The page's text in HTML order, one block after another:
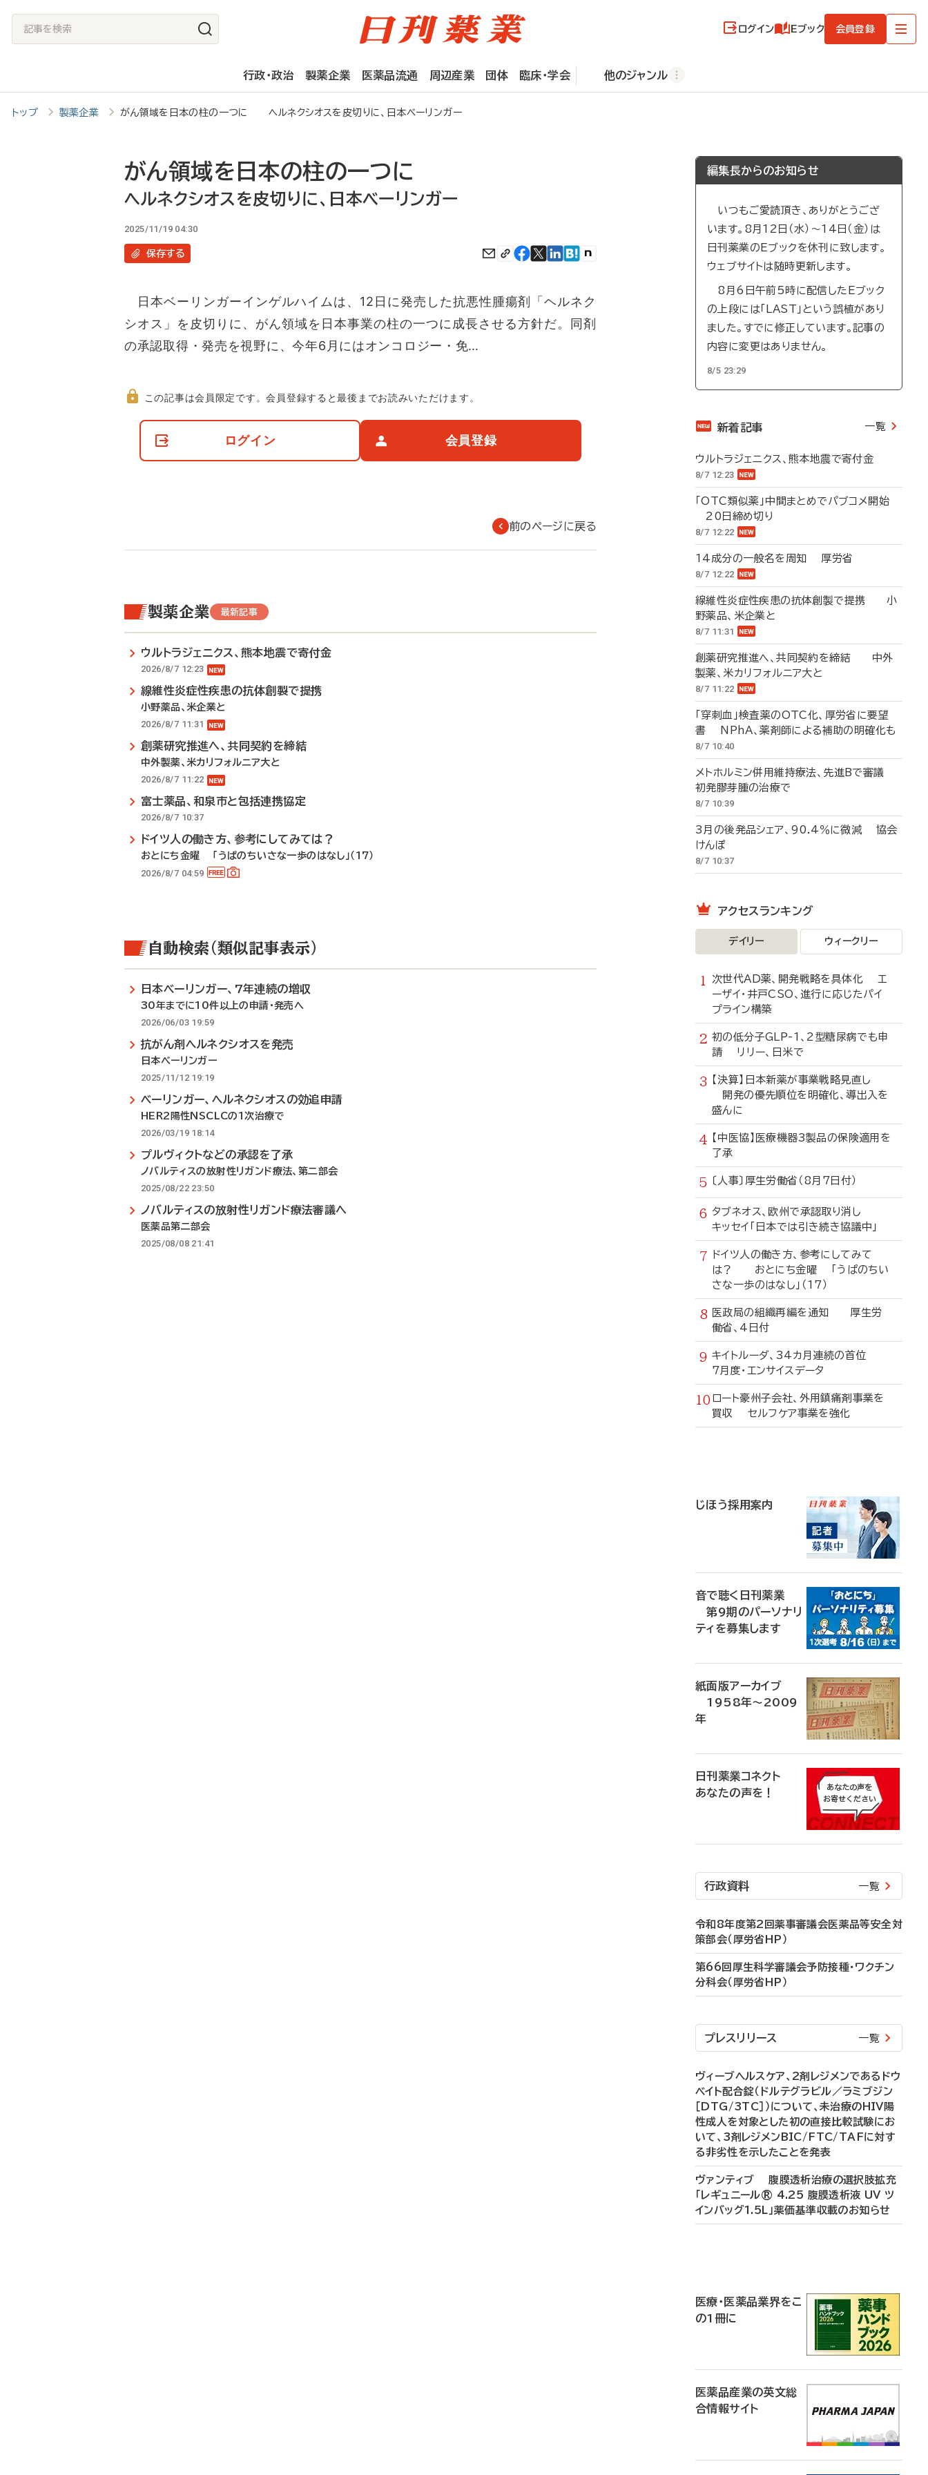
記
事
検
索
ログイン Eブック 会員登録
行政・政治 製薬企業 医薬品流通 周辺産業 団体 臨床・学会 他のジャンル
トップ 製薬企業 がん領域を日本の柱の一つに ヘルネクシオスを皮切りに、日本ベーリンガー
がん領域を日本の柱の一つに
ヘルネクシオスを皮切りに、日本ベーリンガー
2025/11/19 04:30
保存する
日本ベーリンガーインゲルハイムは、12日に発売した抗悪性腫瘍剤「ヘルネク
シオス」を皮切りに、がん領域を日本事業の柱の一つに成長させる方針だ。同剤
の承認取得・発売を視野に、今年6月にはオンコロジー・免…
て
この記事は会員限定です。会員登録すると最後までお読みいただけます。
ログイン 会員登録
前のページに戻る
製薬企業 最新記事
ウルトラジェニクス、熊本地震で寄付金
2026/8/7 12:23
線維性炎症性疾患の抗体創製で提携
小野薬品、米企業と
2026/8/7 11:31
創薬研究推進へ、共同契約を締結
中外製薬、米カリフォルニア大と
2026/8/7 11:22
富士薬品、和泉市と包括連携協定
2026/8/7 10:37
ドイツ人の働き方、参考にしてみては？
おとにち金曜 「うぱのちいさな一歩のはなし」（17）
2026/8/7 04:59
自動検索（類似記事表示）
日本ベーリンガー、7年連続の増収
30年までに10件以上の申請・発売へ
2026/06/03 19:59
抗がん剤ヘルネクシオスを発売
日本べーリンガー
2025/11/12 19:19
ベーリンガー、ヘルネクシオスの効追申請
HER2陽性NSCLCの1次治療で
2026/03/19 18:14
プルヴィクトなどの承認を了承
ノバルティスの放射性リガンド療法、第二部会
2025/08/22 23:50
ノバルティスの放射性リガンド療法審議へ
医薬品第二部会
2025/08/08 21:41
編集長からのお知らせ
いつもご愛読頂き、ありがとうござ
います。8月12日（水）～14日（金）は
日刊薬業のEブックを休刊に致します。
ウェブサイトは随時更新します。
8月6日午前5時に配信したEブック
の上段には「LAST」という誤植があり
ました。すでに修正しています。記事の
内容に変更はありません。
8/5 23:29
新着記事 一覧
ウルトラジェニクス、熊本地震で寄付金
8/7 12:23
「OTC類似薬」中間まとめでパブコメ開始
20日締め切り
8/7 12:22
14成分の一般名を周知 厚労省
8/7 12:22
線維性炎症性疾患の抗体創製で提携 小
野薬品、米企業と
8/7 11:31
創薬研究推進へ、共同契約を締結 中外
製薬、米カリフォルニア大と
8/7 11:22
「穿刺血」検査薬のOTC化、厚労省に要望
書 NPhA、薬剤師による補助の明確化も
8/7 10:40
メトホルミン併用維持療法、先進Bで審議
初発膠芽腫の治療で
8/7 10:39
3月の後発品シェア、90.4％に微減 協会
けんぽ
8/7 10:37
アクセスランキング
デイリー ウィークリー
次世代AD薬、開発戦略を具体化 エ
ーザイ・井戸CSO、進行に応じたパイ
プライン構築
初の低分子GLP-1、2型糖尿病でも申
請 リリー、日米で
【決算】日本新薬が事業戦略見直し
開発の優先順位を明確化、導出入を
盛んに
【中医協】医療機器3製品の保険適用を
了承
〔人事〕厚生労働省（8月7日付）
タブネオス、欧州で承認取り消し
キッセイ「日本では引き続き協議中」
ドイツ人の働き方、参考にしてみて
は？ おとにち金曜 「うぱのちい
さな一歩のはなし」（17）
医政局の組織再編を通知 厚生労
働省、4日付
キイトルーダ、34カ月連続の首位
7月度・エンサイスデータ
ロート豪州子会社、外用鎮痛剤事業を
買収 セルフケア事業を強化
じほう採用案内
音で聴く日刊薬業
第9期のパーソナリ
ティを募集します
紙面版アーカイブ
1958年～2009
年
日刊薬業コネクト
あなたの声を！
行政資料 一覧
令和8年度第2回薬事審議会医薬品等安全対
策部会（厚労省HP）
第66回厚生科学審議会予防接種・ワクチン
分科会（厚労省HP）
プレスリリース 一覧
ヴィーブヘルスケア、2剤レジメンであるドウ
ベイト配合錠（ドルテグラビル／ラミブジン
［DTG/3TC］）について、未治療のHIV陽
性成人を対象とした初の直接比較試験にお
いて、3剤レジメンBIC/FTC/TAFに対す
る非劣性を示したことを発表
ヴァンティブ 腹膜透析治療の選択肢拡充
「レギュニール® 4.25 腹膜透析液 UV ツ
インバッグ1.5L」薬価基準収載のお知らせ
医療・医薬品業界をこ
の1冊に
医薬品産業の英文総
合情報サイト